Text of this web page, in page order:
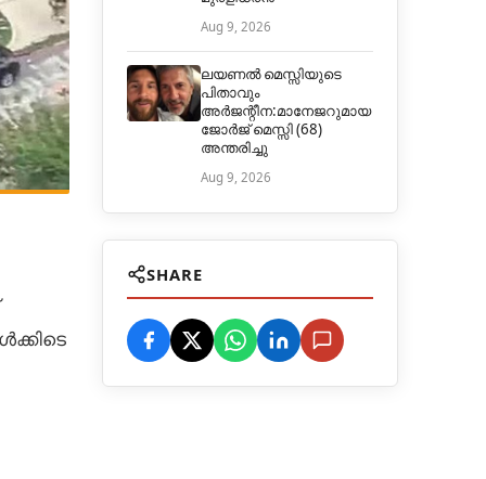
Aug 9, 2026
ലയണൽ മെസ്സിയുടെ
പിതാവും
അർജന്റീന:മാനേജറുമായ
ജോർജ് മെസ്സി (68)
അന്തരിച്ചു
Aug 9, 2026
SHARE